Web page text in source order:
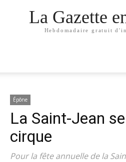
La Gazette
Hebdomadaire gratuit
Épône
La Saint-Jean
cirque
Pour la fête annuelle de la